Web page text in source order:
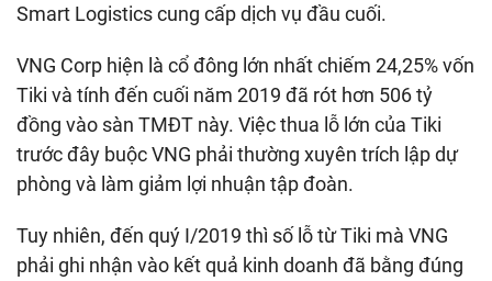
Smart Logistics cung cấp dịch vụ đầu cuối.
VNG Corp hiện là cổ đông lớn nhất chiếm 24,25% vốn
Tiki và tính đến cuối năm 2019 đã rót hơn 506 tỷ
đồng vào sàn TMĐT này. Việc thua lỗ lớn của Tiki
trước đây buộc VNG phải thường xuyên trích lập dự
phòng và làm giảm lợi nhuận tập đoàn.
Tuy nhiên, đến quý I/2019 thì số lỗ từ Tiki mà VNG
phải ghi nhận vào kết quả kinh doanh đã bằng đúng